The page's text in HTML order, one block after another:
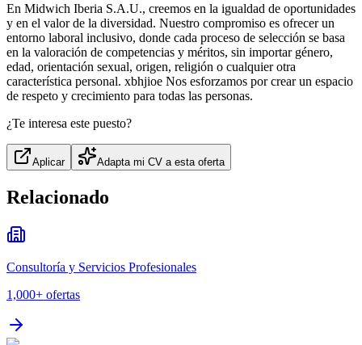
En Midwich Iberia S.A.U., creemos en la igualdad de oportunidades
y en el valor de la diversidad. Nuestro compromiso es ofrecer un
entorno laboral inclusivo, donde cada proceso de selección se basa
en la valoración de competencias y méritos, sin importar género,
edad, orientación sexual, origen, religión o cualquier otra
característica personal. xbhjioe Nos esforzamos por crear un espacio
de respeto y crecimiento para todas las personas.
¿Te interesa este puesto?
Aplicar Adapta mi CV a esta oferta
Relacionado
Consultoría y Servicios Profesionales
1,000+ ofertas